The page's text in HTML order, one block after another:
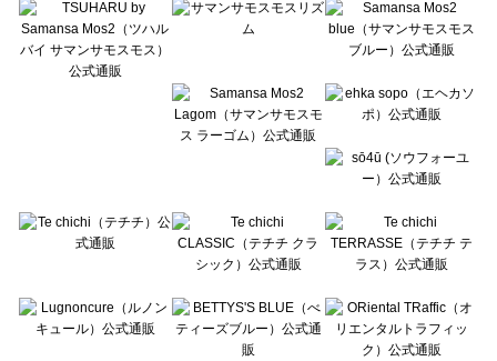
Lugnoncure（ルノンキュール）のアウター一覧
BETTY'S BLUE（べティーズブルー）のアウター一覧
Wpc.（ワールドパーティー）のアウター一覧